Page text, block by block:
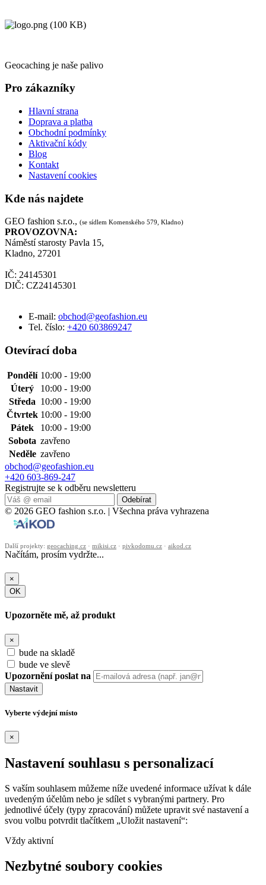
Geocaching je naše palivo
Pro zákazníky
Hlavní strana
Doprava a platba
Obchodní podmínky
Aktivační kódy
Blog
Kontakt
Nastavení cookies
Kde nás najdete
GEO fashion s.r.o., (se sídlem Komenského 579, Kladno)
PROVOZOVNA:
Náměstí starosty Pavla 15,
Kladno, 27201
IČ: 24145301
DIČ: CZ24145301
E-mail: obchod@geofashion.eu
Tel. číslo: +420 603869247
Otevírací doba
Pondělí 10:00 - 19:00
Úterý
10:00 - 19:00
Středa 10:00 - 19:00
Čtvrtek 10:00 - 19:00
Pátek
10:00 - 19:00
Sobota zavřeno
Neděle zavřeno
obchod@geofashion.eu
+420 603-869-247
Registrujte se k odběru newsletteru
Odebírat
© 2026 GEO fashion s.r.o. | Všechna práva vyhrazena
Další projekty: geocaching.cz · mikisi.cz · pivkodomu.cz · aikod.cz
Načítám, prosím vydržte...
×
OK
Upozorněte mě, až produkt
×
bude na skladě
bude ve slevě
Upozornění poslat na
Nastavit
Vyberte výdejní místo
×
Nastavení souhlasu s personalizací
S vaším souhlasem můžeme níže uvedené informace užívat k dále
uvedeným účelům nebo je sdílet s vybranými partnery. Pro
jednotlivé účely (typy zpracování) můžete upravit své nastavení a
svou volbu potvrdit tlačítkem „Uložit nastavení“:
Vždy aktivní
Nezbytné soubory cookies